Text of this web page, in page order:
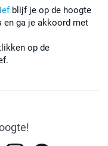
blijf je op de hoogte
en ga je akkoord met
op de